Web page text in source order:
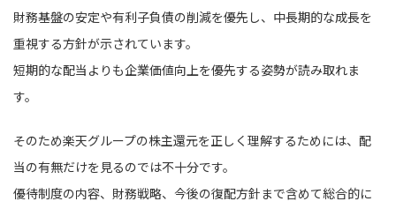
財務基盤の安定や有利子負債の削減を優先し、中長期的な成長を
重視する方針が示されています。
短期的な配当よりも企業価値向上を優先する姿勢が読み取れま
す。
そのため楽天グループの株主還元を正しく理解するためには、配
当の有無だけを見るのでは不十分です。
優待制度の内容、財務戦略、今後の復配方針まで含めて総合的に